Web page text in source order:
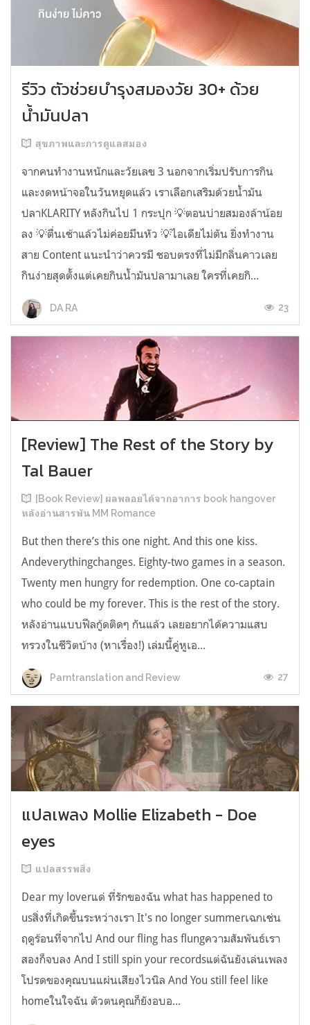
รีวิว ตัวช่วยบำรุงสมองวัย 30+ ด้วย
น้ำมันปลา
สุขภาพและการดูแลสมอง
จากคนทำงานหนักและวัยเลข 3 นอกจากเริ่มปรับการกิน
และงดหน้าจอในวันหยุดแล้ว เราเลือกเสริมด้วยน้ำมัน
ปลาKLARITY หลังกินไป 1 กระปุก 💡ตอนบ่ายสมองล้าน้อย
ลง 💡ตื่นเช้าแล้วไม่ค่อยมึนหัว 💡ไอเดียไม่ตัน ยิ่งทำงาน
สาย Content แนะนำว่าควรมี ชอบตรงที่ไม่มีกลิ่นคาวเลย
กินง่ายสุดตั้งแต่เคยกินน้ำมันปลามาเลย ใครที่เคยกิ...
DA RA 23
[Review] The Rest of the Story by
Tal Bauer
[Book Review] ผลพลอยได้จากอาการ book hangover
หลังอ่านสารพัน MM Romance
But then there’s this one night. And this one kiss.
Andeverythingchanges. Eighty-two games in a season.
Twenty men hungry for redemption. One co-captain
who could be my forever. This is the rest of the story.
หลังอ่านแบบฟีลกู้ดติดๆ กันแล้ว เลยอยากได้ความแสบ
ทรวงในชีวิตบ้าง (หาเรื่อง!) เล่มนี้คู่หูเอ...
Parntranslation and Review 27
แปลเพลง Mollie Elizabeth - Doe
eyes
แปลสรรพสิ่ง
Dear my loverแด่ ที่รักของฉัน what has happened to
usสิ่งที่เกิดขึ้นระหว่างเรา It's no longer summerเฉกเช่น
ฤดูร้อนที่จากไป And our fling has flungความสัมพันธ์เรา
สองก็จบลง And I still spin your recordsแต่ฉันยังเล่นเพลง
โปรดของคุณบนแผ่นเสียงไวนิล And You still feel like
homeในใจฉัน ตัวตนคุณก็ยังอบอ...